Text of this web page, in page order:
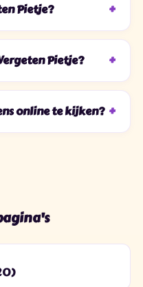
Pietje?
Pietje?
online te kijken?